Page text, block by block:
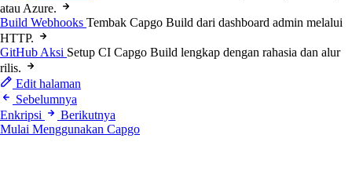
atau Azure.
Build Webhooks Tembak Capgo Build dari dashboard admin melalui
HTTP.
GitHub Aksi Setup CI Capgo Build lengkap dengan rahasia dan alur
rilis.
Edit halaman
Sebelumnya
Enkripsi
Berikutnya
Mulai Menggunakan Capgo